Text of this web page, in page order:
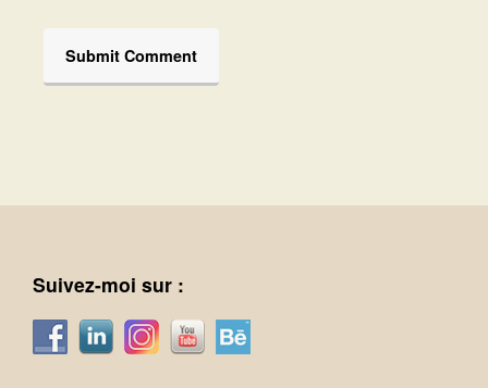
Suivez-moi sur :